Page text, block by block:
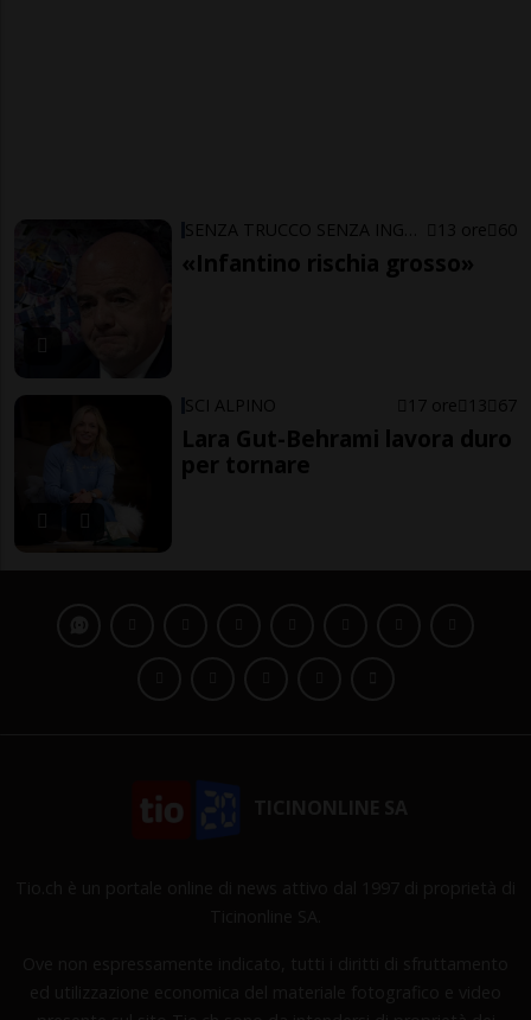
13 ore 60
«Infantino rischia grosso»
SCI ALPINO 17 ore 13 67
Lara Gut-Behrami lavora duro
per tornare